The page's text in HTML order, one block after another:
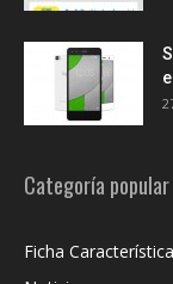
Categoría popular
Ficha